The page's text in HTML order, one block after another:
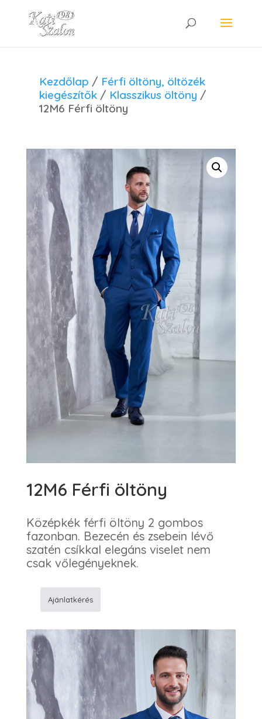
Kezdőlap / Férfi öltöny, öltözék
kiegészítők / Klasszikus öltöny /
12M6 Férfi öltöny
12M6 Férfi öltöny
Középkék férfi öltöny 2 gombos
fazonban. Bezecén és zsebein lévő
szatén csíkkal elegáns viselet nem
csak vőlegényeknek.
öltöny
mennyiség
Ajánlatkérés